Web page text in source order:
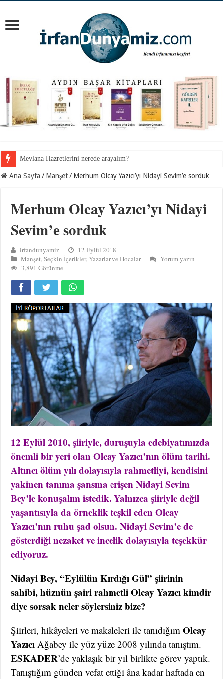
İnancından koparılan gençlerin vebali kimin?
Ana Sayfa / Manşet / Merhum Olcay Yazıcı’yı Nidayi Sevim’e sorduk
Merhum Olcay Yazıcı’yı Nidayi
Sevim’e sorduk
irfandunyamiz
12 Eylül 2018
Manşet,Seçkin İçerikler,Yazarlar ve Hocalar
Yorum yazın
3,891 Görünme
12 Eylül 2010, şiiriyle, duruşuyla edebiyatımızda
önemli bir yeri olan Olcay Yazıcı’nın ölüm tarihi.
Altıncı ölüm yılı dolayısıyla rahmetliyi, kendisini
yakinen tanıma şansına erişen Nidayi Sevim
Bey’le konuşalım istedik. Yalnızca şiiriyle değil
yaşantısıyla da örneklik teşkil eden Olcay
Yazıcı’nın ruhu şad olsun. Nidayi Sevim’e de
gösterdiği nezaket ve incelik dolayısıyla teşekkür
ediyoruz.
Nidayi Bey, “Eylülün Kırdığı Gül” şiirinin
sahibi, hüznün şairi rahmetli Olcay Yazıcı kimdir
diye sorsak neler söylersiniz bize?
Şiirleri, hikâyeleri ve makaleleri ile tanıdığımOlcay
Yazıcı Ağabey ile yüz yüze 2008 yılında tanıştım.
ESKADER’de yaklaşık bir yıl birlikte görev yaptık.
Tanıştığım günden vefat ettiği âna kadar haftada en